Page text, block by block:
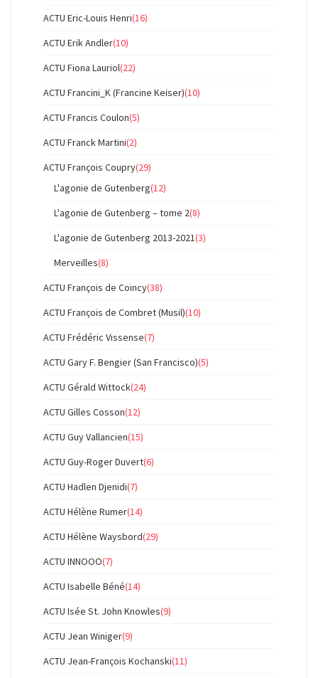
ACTU Eric-Louis Henri(16)
ACTU Erik Andler(10)
ACTU Fiona Lauriol(22)
ACTU Francini_K (Francine Keiser)(10)
ACTU Francis Coulon(5)
ACTU Franck Martini(2)
ACTU François Coupry(29)
L'agonie de Gutenberg(12)
L'agonie de Gutenberg – tome 2(8)
L'agonie de Gutenberg 2013-2021(3)
Merveilles(8)
ACTU François de Coincy(38)
ACTU François de Combret (Musil)(10)
ACTU Frédéric Vissense(7)
ACTU Gary F. Bengier (San Francisco)(5)
ACTU Gérald Wittock(24)
ACTU Gilles Cosson(12)
ACTU Guy Vallancien(15)
ACTU Guy-Roger Duvert(6)
ACTU Hadlen Djenidi(7)
ACTU Hélène Rumer(14)
ACTU Hélène Waysbord(29)
ACTU INNOOO(7)
ACTU Isabelle Béné(14)
ACTU Isée St. John Knowles(9)
ACTU Jean Winiger(9)
ACTU Jean-François Kochanski(11)